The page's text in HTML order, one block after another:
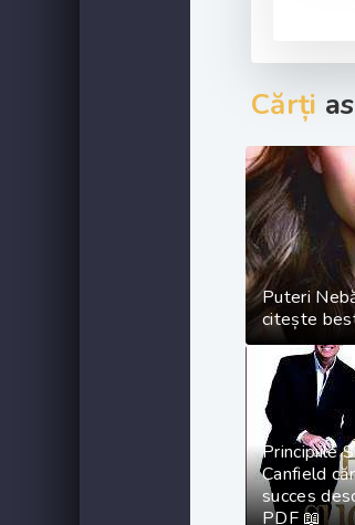
Cărți
Puteri
citește
Principiile
Canfield
succes
PDF 📖